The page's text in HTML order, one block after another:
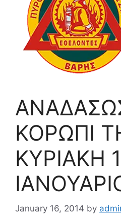
ΚΟΡΩΠΙ
ΚΥΡΙΑΚΗ
January 16, 2014 by